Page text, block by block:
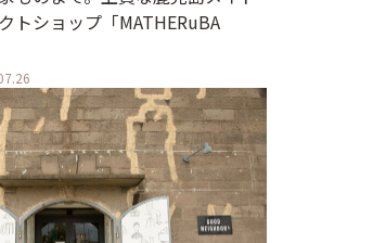
トショップ「MATHERuBA